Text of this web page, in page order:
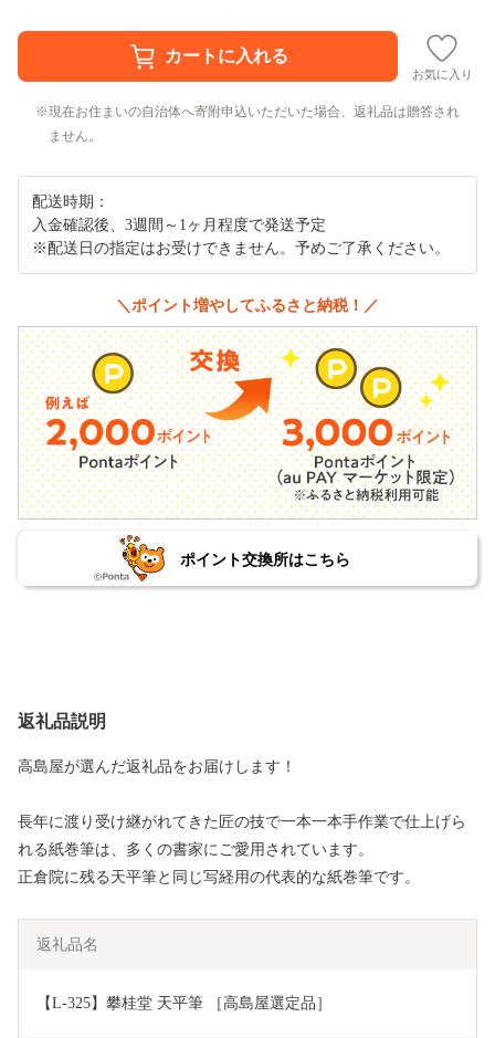
お気に入り
現在お住まいの自治体へ寄附申込いただいた場合、返礼品は贈答され
ません。
配送時期：
入金確認後、3週間～1ヶ月程度で発送予定
※配送日の指定はお受けできません。予めご了承ください。
＼ポイント増やしてふるさと納税！／
ポイント交換所はこちら
返礼品説明
高島屋が選んだ返礼品をお届けします！
長年に渡り受け継がれてきた匠の技で一本一本手作業で仕上げら
れる紙巻筆は、多くの書家にご愛用されています。
正倉院に残る天平筆と同じ写経用の代表的な紙巻筆です。
返礼品名
【L-325】攀桂堂 天平筆 ［高島屋選定品］